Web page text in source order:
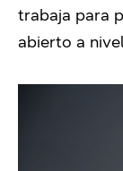
trabaja para
abierto a